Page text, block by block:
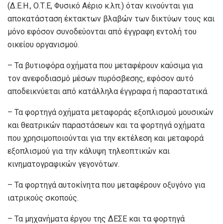
(Δ.Ε.Η., Ο.Τ.Ε, Φυσικό Αέριο κ.λπ.) όταν κινούνται για
αποκατάσταση έκτακτων βλαβών των δικτύων τους και
μόνο εφόσον συνοδεύονται από έγγραφη εντολή του
οικείου οργανισμού.
– Τα βυτιοφόρα οχήματα που μεταφέρουν καύσιμα για
τον ανεφοδιασμό μέσων πυρόσβεσης, εφόσον αυτό
αποδεικνύεται από κατάλληλα έγγραφα ή παραστατικά.
– Τα φορτηγά οχήματα μεταφοράς εξοπλισμού μουσικών
και θεατρικών παραστάσεων και τα φορτηγά οχήματα
που χρησιμοποιούνται για την εκτέλεση και μεταφορά
εξοπλισμού για την κάλυψη τηλεοπτικών και
κινηματογραφικών γεγονότων.
– Τα φορτηγά αυτοκίνητα που μεταφέρουν οξυγόνο για
ιατρικούς σκοπούς.
– Τα μηχανήματα έργου της ΔΕΣΕ και τα φορτηγά